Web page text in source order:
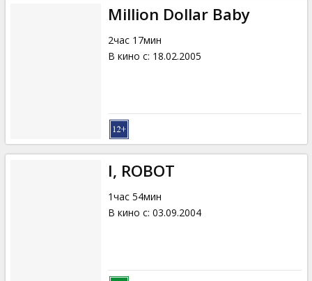
Million Dollar Baby
2час 17мин
В кино с: 18.02.2005
I, ROBOT
1час 54мин
В кино с: 03.09.2004